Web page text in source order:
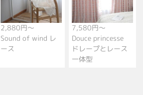
2,880円～
Sound of wind レ
ース
7,580円～
Douce princesse
ドレープとレース
一体型